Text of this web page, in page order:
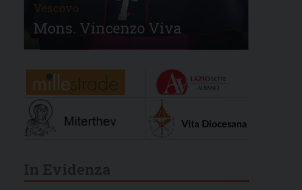
Vescovo
Mons. Vincenzo Viva